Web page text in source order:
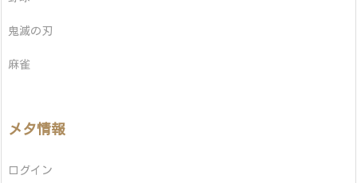
鬼滅の刃
麻雀
メタ情報
ログイン